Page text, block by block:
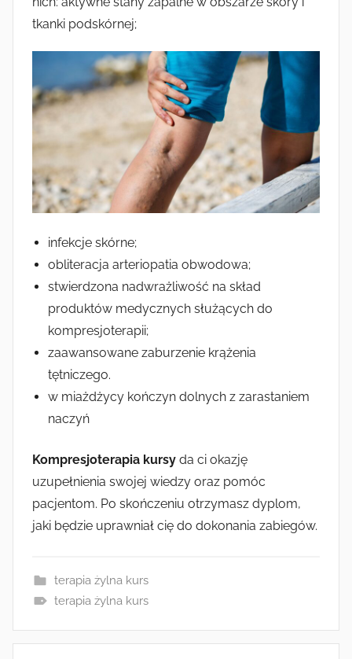
tkanki podskórnej;
infekcje skórne;
obliteracja arteriopatia obwodowa;
stwierdzona nadwrażliwość na skład
produktów medycznych służących do
kompresjoterapii;
zaawansowane zaburzenie krążenia
tętniczego.
w miażdżycy kończyn dolnych z zarastaniem
naczyń
Kompresjoterapia kursy da ci okazję
uzupełnienia swojej wiedzy oraz pomóc
pacjentom. Po skończeniu otrzymasz dyplom,
jaki będzie uprawniał cię do dokonania zabiegów.
terapia żylna kurs
terapia żylna kurs